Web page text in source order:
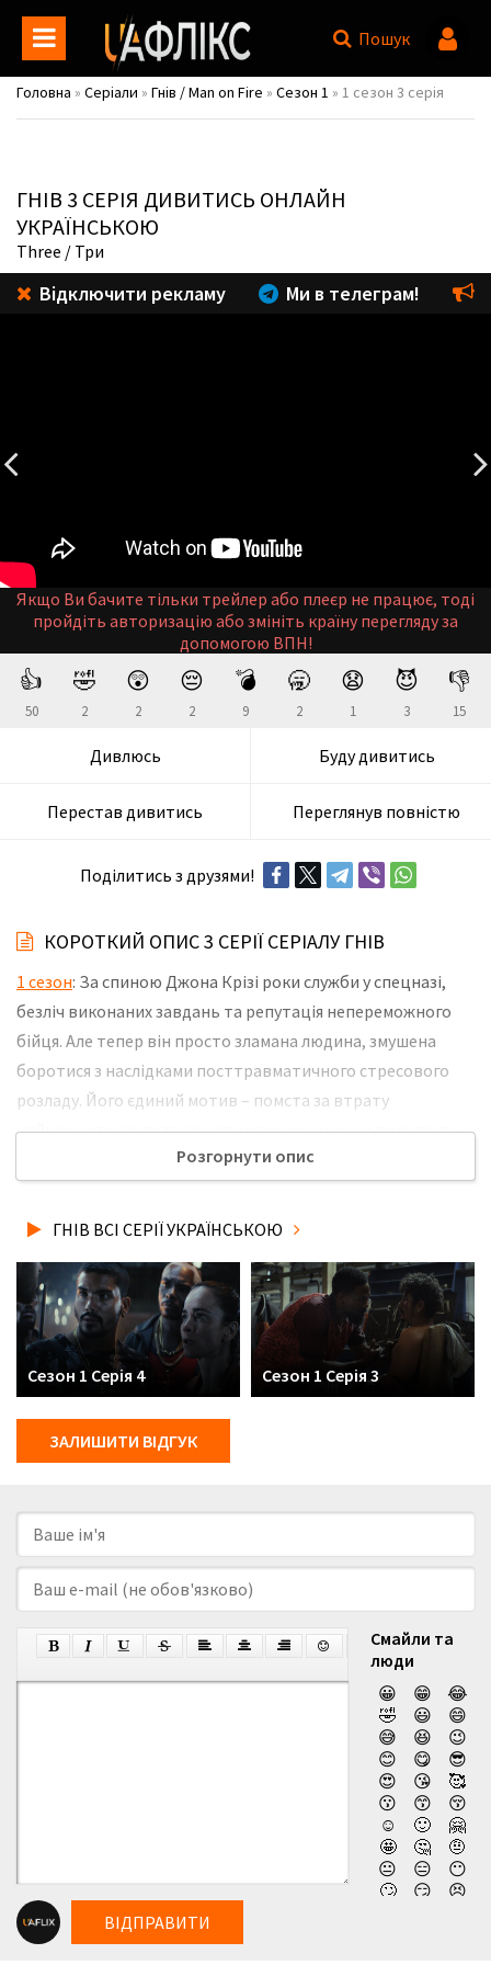
Пошук
Головна » Серіали » Гнів / Man on Fire » Сезон 1 » 1 сезон 3 серія
ГНІВ 3 СЕРІЯ ДИВИТИСЬ ОНЛАЙН
УКРАЇНСЬКОЮ
Three / Три
Відключити рекламу Ми в телеграм!
Якщо Ви бачите тільки трейлер або плеєр не працює, тоді
пройдіть авторизацію або змініть країну перегляду за
допомогою ВПН!
👍
50
🤣
2
😲
2
😔
2
💣
9
🥱
2
😧
1
😈
3
👎
15
Дивлюсь Буду дивитись
Перестав дивитись Переглянув повністю
Поділитись з друзями!
КОРОТКИЙ ОПИС 3 СЕРІЇ СЕРІАЛУ ГНІВ
1 сезон: За спиною Джона Крізі роки служби у спецназі,
безліч виконаних завдань та репутація непереможного
бійця. Але тепер він просто зламана людина, змушена
боротися з наслідками посттравматичного стресового
розладу. Його єдиний мотив – помста за втрату
найкращого друга та захист невинної доньки полеглого
товариша від тих, хто зруйнував її сім'ю. Не забудьте
Гнів українською мовою, у хорошій hd якості та з
Розгорнути опис
ГНІВ ВСІ СЕРІЇ УКРАЇНСЬКОЮ
Сезон 1 Серія 4 Сезон 1 Серія 3
ЗАЛИШИТИ ВІДГУК
Смайли та
люди
😀
😁
😂
🤣
😃
😄
😅
😆
😉
😊
😋
😎
😍
😘
🥰
😗
😙
😚
☺️
🙂
🤗
🤩
🤔
🤨
😐
😑
😶
🙄
😏
😣
ВІДПРАВИТИ